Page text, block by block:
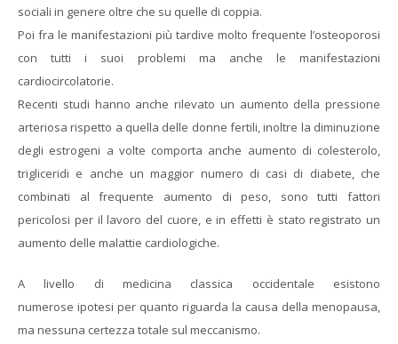
sociali in genere oltre che su quelle di coppia.
Poi fra le manifestazioni più tardive molto frequente l’osteoporosi
con tutti i suoi problemi ma anche le manifestazioni
cardiocircolatorie.
Recenti studi hanno anche rilevato un aumento della pressione
arteriosa rispetto a quella delle donne fertili, inoltre la diminuzione
degli estrogeni a volte comporta anche aumento di colesterolo,
trigliceridi e anche un maggior numero di casi di diabete, che
combinati al frequente aumento di peso, sono tutti fattori
pericolosi per il lavoro del cuore, e in effetti è stato registrato un
aumento delle malattie cardiologiche.
A livello di medicina classica occidentale esistono
numerose ipotesi per quanto riguarda la causa della menopausa,
ma nessuna certezza totale sul meccanismo.